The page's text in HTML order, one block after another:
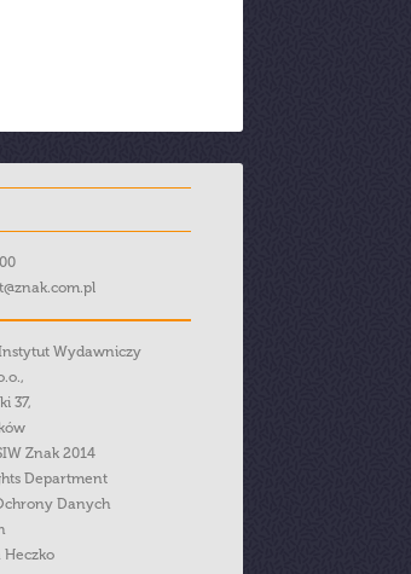
Instytut Wydawniczy
37,
Znak 2014
Department
Danych
Heczko